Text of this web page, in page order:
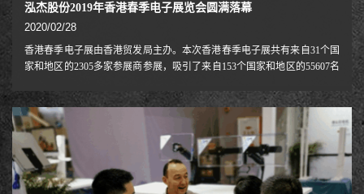
泓杰股份2019年香港春季电子展览会圆满落幕
2020/02/28
香港春季电子展由香港贸发局主办。本次香港春季电子展共有来自31个国
家和地区的2305多家参展商参展，吸引了来自153个国家和地区的55607名
名品牌，規模较去年增加超过一倍。国际品牌如Coby, 德赛，华阳，飞利
浦(Philips)、长虹(Changhong)均展示最新電子產品。为方便买家采购，展
会还设视听产品区、数码影像产品区、电子游戏产品区、电子制造服务区
和汽车电子及导航系统区，安防展区等十多个专业展区。泓杰股份携最新
研发设计人工工学坐